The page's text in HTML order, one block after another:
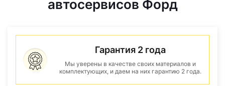
автосервисов Форд
Гарантия 2 года
Мы уверены в качестве своих материалов и
комплектующих, и даем на них гарантию 2 года.